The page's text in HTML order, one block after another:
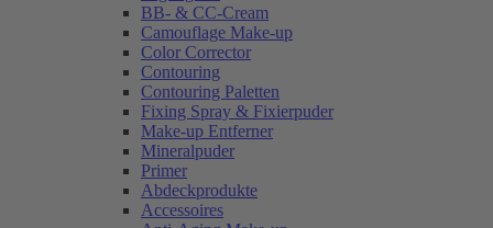
BB- & CC-Cream
Camouflage Make-up
Color Corrector
Contouring
Contouring Paletten
Fixing Spray & Fixierpuder
Make-up Entferner
Mineralpuder
Primer
Abdeckprodukte
Accessoires